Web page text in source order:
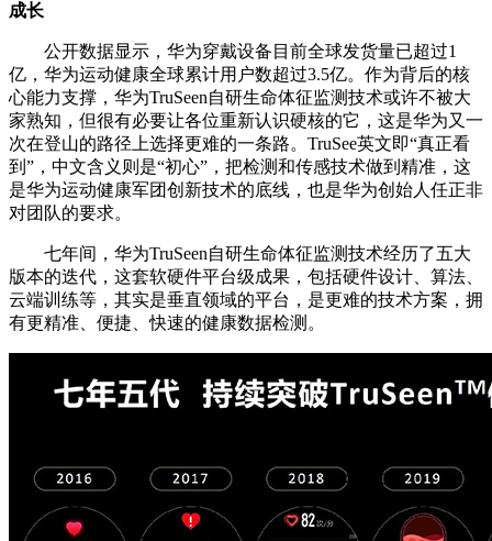
成长
公开数据显示，华为穿戴设备目前全球发货量已超过1
亿，华为运动健康全球累计用户数超过3.5亿。作为背后的核
心能力支撑，华为TruSeen自研生命体征监测技术或许不被大
家熟知，但很有必要让各位重新认识硬核的它，这是华为又一
次在登山的路径上选择更难的一条路。TruSee英文即“真正看
到”，中文含义则是“初心”，把检测和传感技术做到精准，这
是华为运动健康军团创新技术的底线，也是华为创始人任正非
对团队的要求。
七年间，华为TruSeen自研生命体征监测技术经历了五大
版本的迭代，这套软硬件平台级成果，包括硬件设计、算法、
云端训练等，其实是垂直领域的平台，是更难的技术方案，拥
有更精准、便捷、快速的健康数据检测。